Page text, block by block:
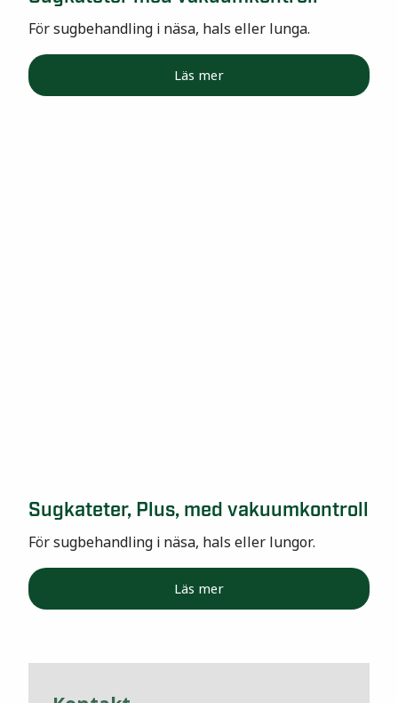
För sugbehandling i näsa, hals eller lunga.
Läs mer
Sugkateter, Plus, med vakuumkontroll
För sugbehandling i näsa, hals eller lungor.
Läs mer